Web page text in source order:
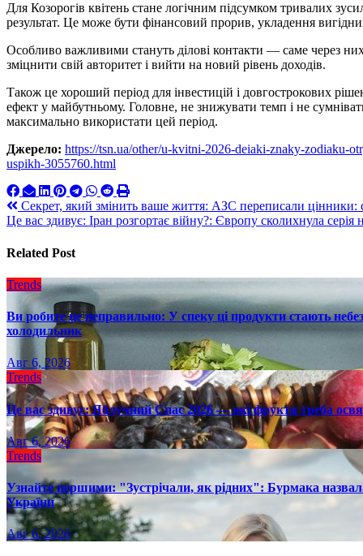
Для Козорогів квітень стане логічним підсумком тривалих
результат. Це може бути фінансовий прорив, укладення
Особливо важливими стануть ділові контакти — саме через
зміцнити свій авторитет і вийти на новий рівень доходів.
Також це хороший період для інвестицій і довгострокових
ефект у майбутньому. Головне, не знижувати темп і не
максимально використати цей період.
Джерело: https://tsn.ua/other/u-kvitni-2026-deiaki-znaky-zodiaku-
uspikh-3055760.html
Навигация
по
записям
Секрет, який змінить ваше життя: АЗС переписали цінники:
Це вас здивує: Іран розгортає війну?: Європу сколихнула
Related Post
Trends
Ви робите це неправильно: У спеку ці продукти стають
холодильник
Авг 6, 2026
Trends
Це вас здивує: Яблучний Спас 2026 — які фрукти треба
Авг 6, 2026
Trends
Узнайте першими: "Зустрічали, як рідних": Бурмака
України
Авг 6, 2026